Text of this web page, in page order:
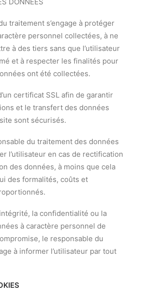
traitement s’engage à protéger
personnel collectées, à ne
à des tiers sans que l’utilisateur
et à respecter les finalités pour
ont été collectées.
certificat SSL afin de garantir
et le transfert des données
sont sécurisés.
du traitement des données
l’utilisateur en cas de rectification
des données, à moins que cela
des formalités, coûts et
la confidentialité ou la
à caractère personnel de
le responsable du
à informer l’utilisateur par tout